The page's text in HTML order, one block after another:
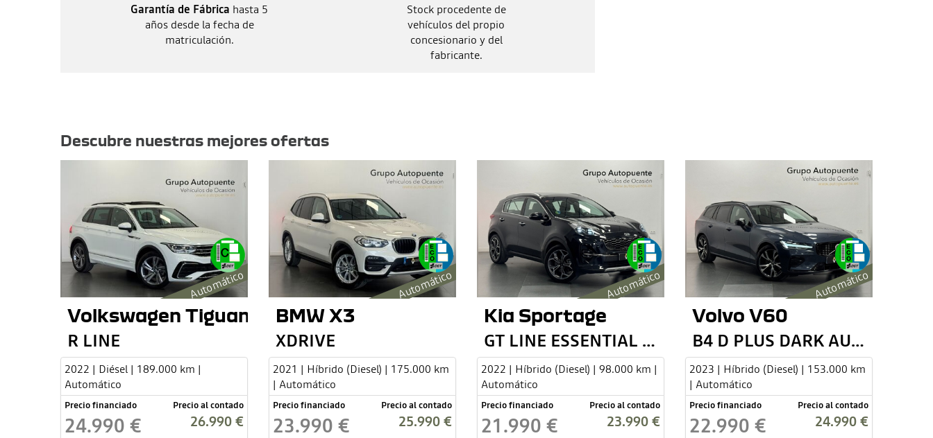
Garantía de Fábrica hasta 5
años desde la fecha de
matriculación.
Stock procedente de
vehículos del propio
concesionario y del
fabricante.
Descubre nuestras mejores ofertas
Automático
Volkswagen Tiguan
R LINE
2022 | Diésel | 189.000 km |
Automático
Precio financiado
24.990 €
Precio al contado
26.990 €
Automático
BMW X3
XDRIVE
2021 | Híbrido (Diesel) | 175.000 km
| Automático
Precio financiado
23.990 €
Precio al contado
25.990 €
Automático
Kia Sportage
GT LINE ESSENTIAL 136
2022 | Híbrido (Diesel) | 98.000 km |
Automático
Precio financiado
21.990 €
Precio al contado
23.990 €
Automático
Volvo V60
B4 D PLUS DARK AUTO
2023 | Híbrido (Diesel) | 153.000 km
| Automático
Precio financiado
22.990 €
Precio al contado
24.990 €